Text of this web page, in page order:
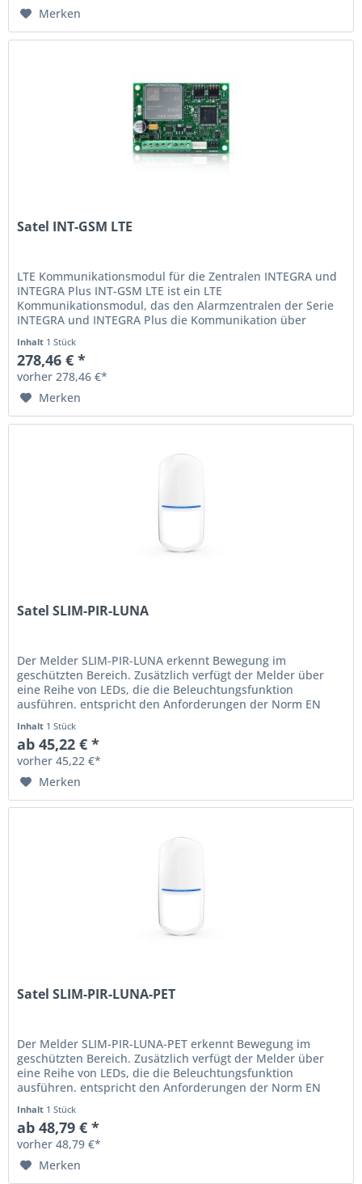
Merken
Satel INT-GSM LTE
LTE Kommunikationsmodul für die Zentralen INTEGRA und
INTEGRA Plus INT-GSM LTE ist ein LTE
Kommunikationsmodul, das den Alarmzentralen der Serie
INTEGRA und INTEGRA Plus die Kommunikation über
Inhalt 1 Stück
278,46 € *
vorher 278,46 €*
Merken
Satel SLIM-PIR-LUNA
Der Melder SLIM-PIR-LUNA erkennt Bewegung im
geschützten Bereich. Zusätzlich verfügt der Melder über
eine Reihe von LEDs, die die Beleuchtungsfunktion
ausführen. entspricht den Anforderungen der Norm EN
Inhalt 1 Stück
ab 45,22 € *
vorher 45,22 €*
Merken
Satel SLIM-PIR-LUNA-PET
Der Melder SLIM-PIR-LUNA-PET erkennt Bewegung im
geschützten Bereich. Zusätzlich verfügt der Melder über
eine Reihe von LEDs, die die Beleuchtungsfunktion
ausführen. entspricht den Anforderungen der Norm EN
Inhalt 1 Stück
ab 48,79 € *
vorher 48,79 €*
Merken